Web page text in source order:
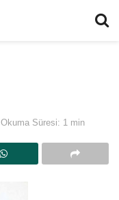
Okuma Süresi: 1 min